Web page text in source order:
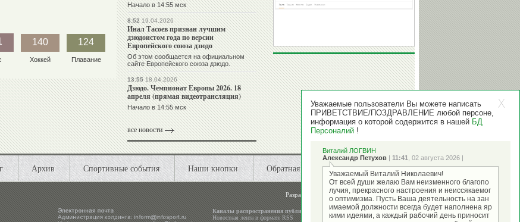
140
Хоккей
124
Плавание
Начало в 14:55 мск
8:5219.04.2026
Инал Тасоев признан лучшим
дзюдоистом года по версии
Европейского союза дзюдо
Об этом сообщается на официальном
сайте Европейского союза дзюдо.
13:5518.04.2026
Дзюдо. Чемпионат Европы 2026. 18
апреля (прямая видеотрансляция)
Начало в 14:55 мск
все новости
Архив Спортивные события Наши кнопки Обратная связь
Разработка и поддержкаООО "Стадион"
Каналы распространения публикаций
Новостная лента в формате RSS
Уважаемые пользователи Вы можете написать
ПРИВЕТСТВИЕ/ПОЗДРАВЛЕНИЕ любой персоне,
информация о которой содержится в нашей БД
Персоналий !
Виталий ЛОГВИН
Александр Петухов | 11:41 , 02 августа 2026 |
Уважаемый Виталий Николаевич!
От всей души желаю Вам неизменного благопо
лучия, прекрасного настроения и неиссякаемог
о оптимизма. Пусть Ваша деятельность на зан
имаемой должности всегда будет наполнена яр
кими идеями, а каждый рабочий день приносит